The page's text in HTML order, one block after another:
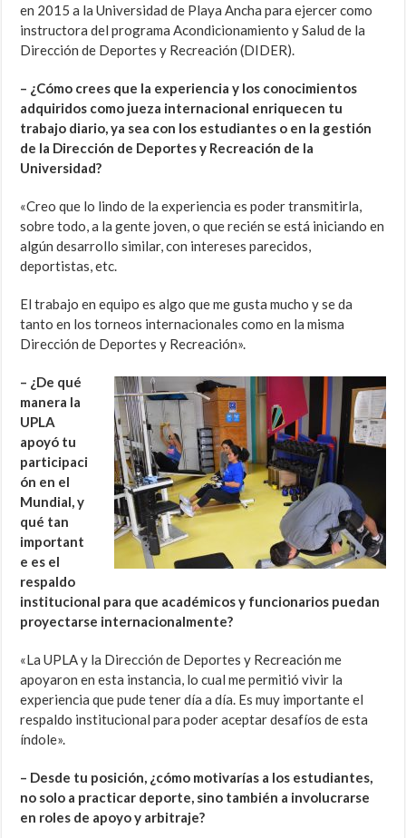
en 2015 a la Universidad de Playa Ancha para ejercer como
instructora del programa Acondicionamiento y Salud de la
Dirección de Deportes y Recreación (DIDER).
– ¿Cómo crees que la experiencia y los conocimientos
adquiridos como jueza internacional enriquecen tu
trabajo diario, ya sea con los estudiantes o en la gestión
de la Dirección de Deportes y Recreación de la
Universidad?
«Creo que lo lindo de la experiencia es poder transmitirla,
sobre todo, a la gente joven, o que recién se está iniciando en
algún desarrollo similar, con intereses parecidos,
deportistas, etc.
El trabajo en equipo es algo que me gusta mucho y se da
tanto en los torneos internacionales como en la misma
Dirección de Deportes y Recreación».
– ¿De qué
manera la
UPLA
apoyó tu
participaci
ón en el
Mundial, y
qué tan
important
e es el
respaldo
institucional para que académicos y funcionarios puedan
proyectarse internacionalmente?
«La UPLA y la Dirección de Deportes y Recreación me
apoyaron en esta instancia, lo cual me permitió vivir la
experiencia que pude tener día a día. Es muy importante el
respaldo institucional para poder aceptar desafíos de esta
índole».
– Desde tu posición, ¿cómo motivarías a los estudiantes,
no solo a practicar deporte, sino también a involucrarse
en roles de apoyo y arbitraje?